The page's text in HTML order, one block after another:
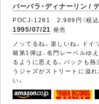
バーバラ・ディナーリン /
POCJ-1281 2,989円（税込
1995/07/21 発売
ノッてるね。楽しいね。ド
籍第1弾は、名門レーベルゆ
るように思える。バックも
うジャズがストリートに溢
い。